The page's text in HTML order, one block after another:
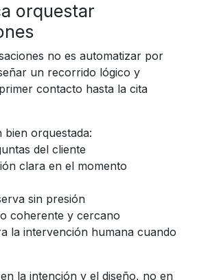
orquestar
no es automatizar por
un recorrido lógico y
contacto hasta la cita
orquestada:
del cliente
clara en el momento
sin presión
coherente y cercano
la intervención humana cuando
la intención y el diseño, no en